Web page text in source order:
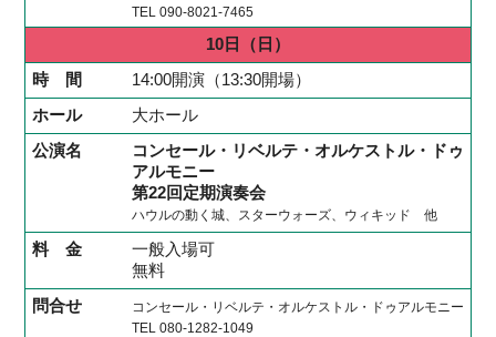
TEL 090-8021-7465
10日
（日）
14:00開演（13:30開場）
大ホール
コンセール・リベルテ・オルケストル・ドゥ
アルモニー
第22回定期演奏会
ハウルの動く城、スターウォーズ、ウィキッド 他
一般入場可
無料
コンセール・リベルテ・オルケストル・ドゥアルモニー
TEL 080-1282-1049